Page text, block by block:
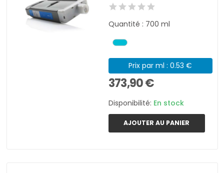
Quantité : 700 ml
Prix par ml : 0.53 €
373,90 €
Disponibilité: En stock
AJOUTER AU PANIER